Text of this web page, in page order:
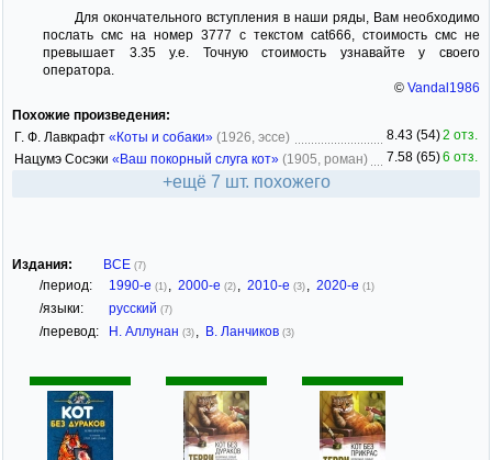
Для окончательного вступления в наши ряды, Вам необходимо
послать смс на номер 3777 с текстом cat666, стоимость смс не
превышает 3.35 у.е. Точную стоимость узнавайте у своего
оператора.
© Vandal1986
Похожие произведения:
Г. Ф. Лавкрафт «Коты и собаки» (1926, эссе) 8.43 (54)2 отз.
Нацумэ Сосэки «Ваш покорный слуга кот» (1905, роман) 7.58 (65)6 отз.
+ещё 7 шт. похожего
Издания: ВСЕ (7)
/период: 1990-е (1) , 2000-е (2) , 2010-е (3) , 2020-е (1)
/языки: русский (7)
/перевод: Н. Аллунан (3) , В. Ланчиков (3)